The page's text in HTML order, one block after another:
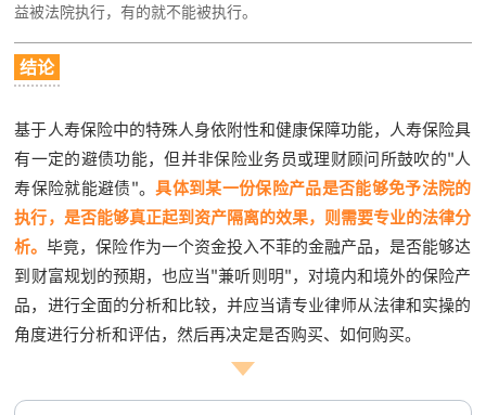
益被法院执行，有的就不能被执行。
结论
基于人寿保险中的特殊人身依附性和健康保障功能，人寿保险具
有一定的避债功能，但并非保险业务员或理财顾问所鼓吹的"人
寿保险就能避债"。具体到某一份保险产品是否能够免予法院的
执行，是否能够真正起到资产隔离的效果，则需要专业的法律分
析。毕竟，保险作为一个资金投入不菲的金融产品，是否能够达
到财富规划的预期，也应当"兼听则明"，对境内和境外的保险产
品，进行全面的分析和比较，并应当请专业律师从法律和实操的
角度进行分析和评估，然后再决定是否购买、如何购买。